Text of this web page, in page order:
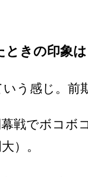
ときの印象
う感じ。
戦でボコボ
）。